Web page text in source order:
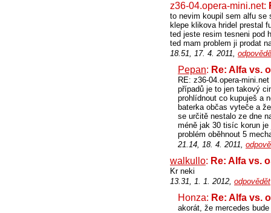
z36-04.opera-mini.net:
to nevim koupil sem alfu se
klepe klikova hridel prestal
ted jeste resim tesneni pod
ted mam problem ji prodat
18.51, 17. 4. 2011,
Pepan: Re: Alfa vs.
RE: z36-04.opera-
případů je to jen takový
prohlídnout co kupuješ a
baterka občas vyteče a
se určitě nestalo ze dne
méně jak 30 tisíc korun
problém oběhnout 5
21.14, 18. 4. 2011,
walkullo: Re: Alfa vs.
Kr neki
13.31, 1. 1. 2012, odpovědět
Honza: Re: Alfa vs.
akorát, že mercedes